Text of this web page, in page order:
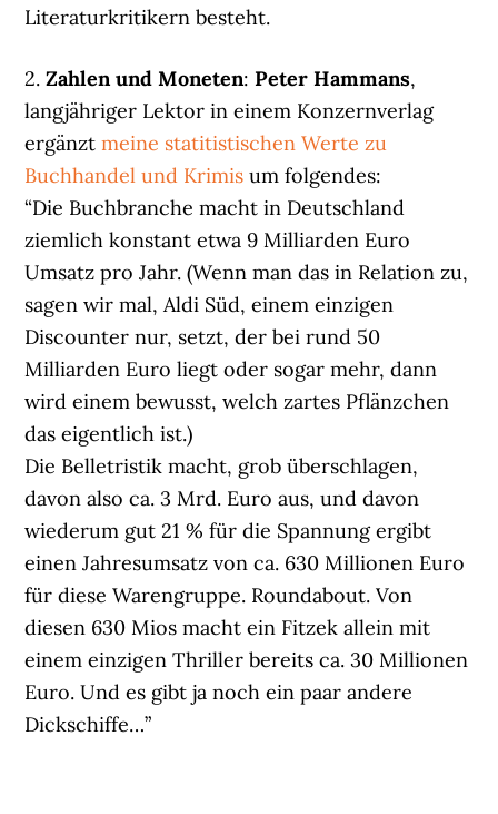
Literaturkritikern besteht.
2.Zahlen und Moneten:Peter Hammans,
langjähriger Lektor in einem Konzernverlag
ergänztmeine statitistischen Werte zu
Buchhandel und Krimis um folgendes:
“Die Buchbranche macht in Deutschland
ziemlich konstant etwa 9 Milliarden Euro
Umsatz pro Jahr. (Wenn man das in Relation zu,
sagen wir mal, Aldi Süd, einem einzigen
Discounter nur, setzt, der bei rund 50
Milliarden Euro liegt oder sogar mehr, dann
wird einem bewusst, welch zartes Pflänzchen
das eigentlich ist.)
Die Belletristik macht, grob überschlagen,
davon also ca. 3 Mrd. Euro aus, und davon
wiederum gut 21 % für die Spannung ergibt
einen Jahresumsatz von ca. 630 Millionen Euro
für diese Warengruppe. Roundabout. Von
diesen 630 Mios macht ein Fitzek allein mit
einem einzigen Thriller bereits ca. 30 Millionen
Euro. Und es gibt ja noch ein paar andere
Dickschiffe…”